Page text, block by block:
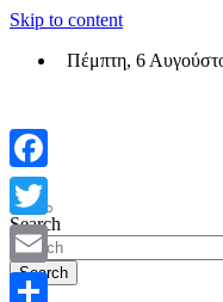
Skip to content
Πέμπτη, 6
Επίσημη σελίδα του
Search
Search
Facebook
Twitter
Email